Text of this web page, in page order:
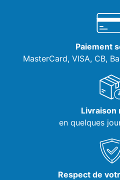
Paiement
MasterCard, VISA, CB,
Livraison
en quelques
Respect de